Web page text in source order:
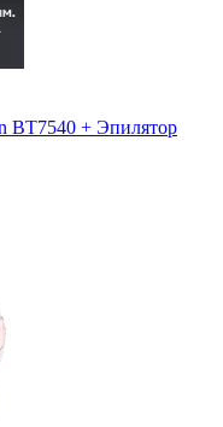
BT7540 + Эпилятор